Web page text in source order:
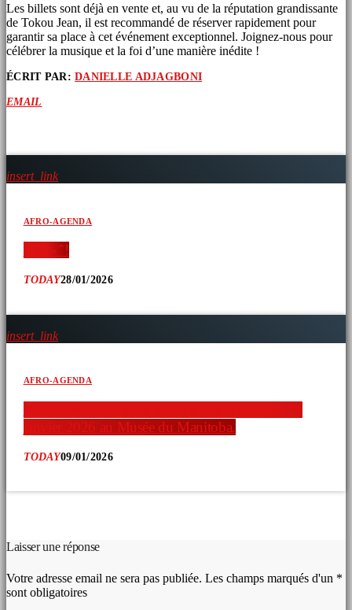
Les billets sont déjà en vente et, au vu de la réputation grandissante
de Tokou Jean, il est recommandé de réserver rapidement pour
garantir sa place à cet événement exceptionnel. Joignez-nous pour
célébrer la musique et la foi d’une manière inédite !
ÉCRIT PAR:DANIELLE ADJAGBONI
EMAIL
insert_link
AFRO-AGENDA
‘ » » ̂ !
TODAY28/01/2026
insert_link
AFRO-AGENDA
janvier 2026 au Musée du Manitoba.
TODAY09/01/2026
Laisser une réponse
Votre adresse email ne sera pas publiée. Les champs marqués d'un *
sont obligatoires